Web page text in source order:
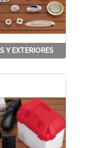
Y EXTERIORES